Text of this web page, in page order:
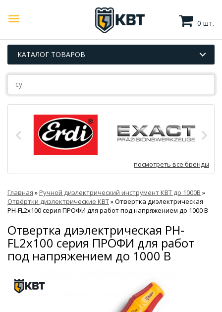
0 шт.
КАТАЛОГ ТОВАРОВ
посмотреть все бренды
Главная »Ручной диэлектрический инструмент КВТ до 1000В »
Отвёртки диэлектрические КВТ»Отвертка диэлектрическая
PH-FL2х100 серия ПРОФИ для работ под напряжением до 1000 В
Отвертка диэлектрическая PH-
FL2х100 серия ПРОФИ для работ
под напряжением до 1000 В